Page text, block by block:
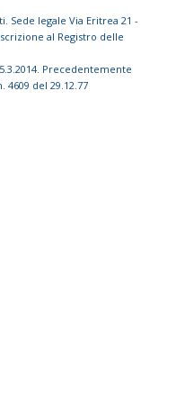
Sede legale Via Eritrea 21 -
al Registro delle
Precedentemente
del 29.12.77